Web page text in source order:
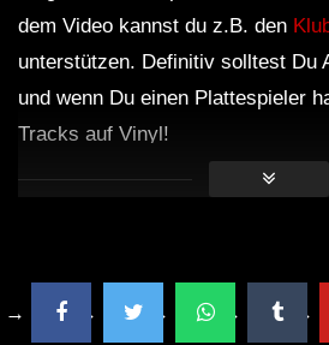
dem Video kannst du z.B. den
unterstützen. Definitiv solltest Du
und wenn Du einen Plattespieler
Tracks auf Vinyl!